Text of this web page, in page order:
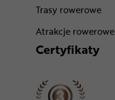
Trasy rowerowe
Atrakcje rowerowe
Certyfikaty